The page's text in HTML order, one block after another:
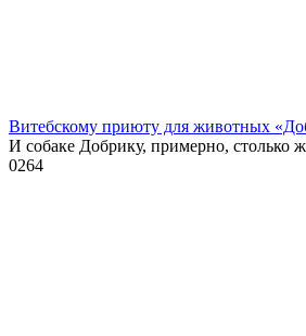
Витебскому приюту для животных
И собаке Добрику, примерно, столько
0264